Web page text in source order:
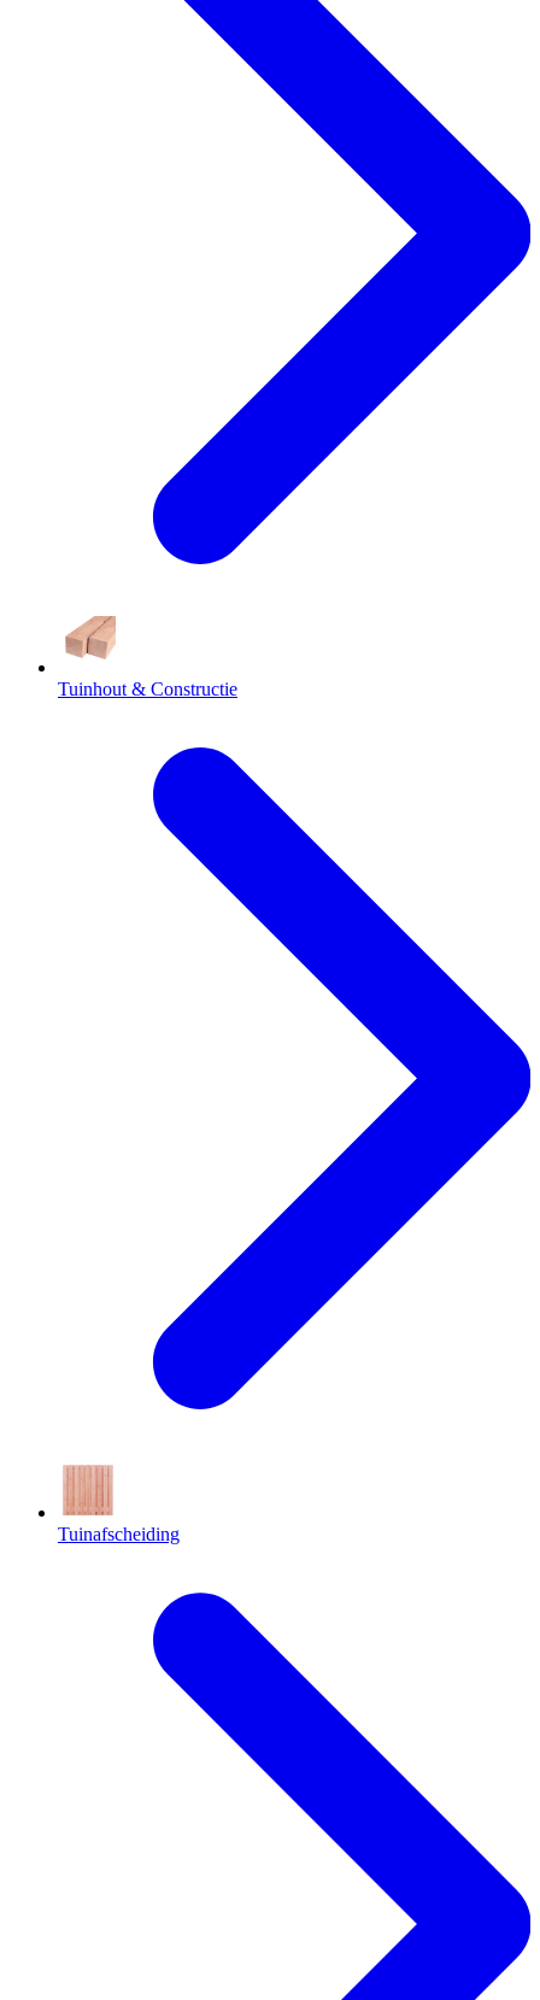
Tuinhout & Constructie
Tuinafscheiding